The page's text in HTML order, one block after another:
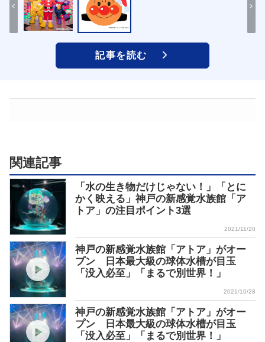
記事を読む
関連記事
「水の生き物だけじゃない！」「とに
かく映える」神戸の新感覚水族館「ア
トア」の注目ポイント3選
2021/11/20
神戸の新感覚水族館「アトア」がオー
プン 日本最大級の球体水槽が目玉
「没入必至」「まるで別世界！」
2021/10/28
神戸の新感覚水族館「アトア」がオー
プン 日本最大級の球体水槽が目玉
「没入必至」「まるで別世界！」